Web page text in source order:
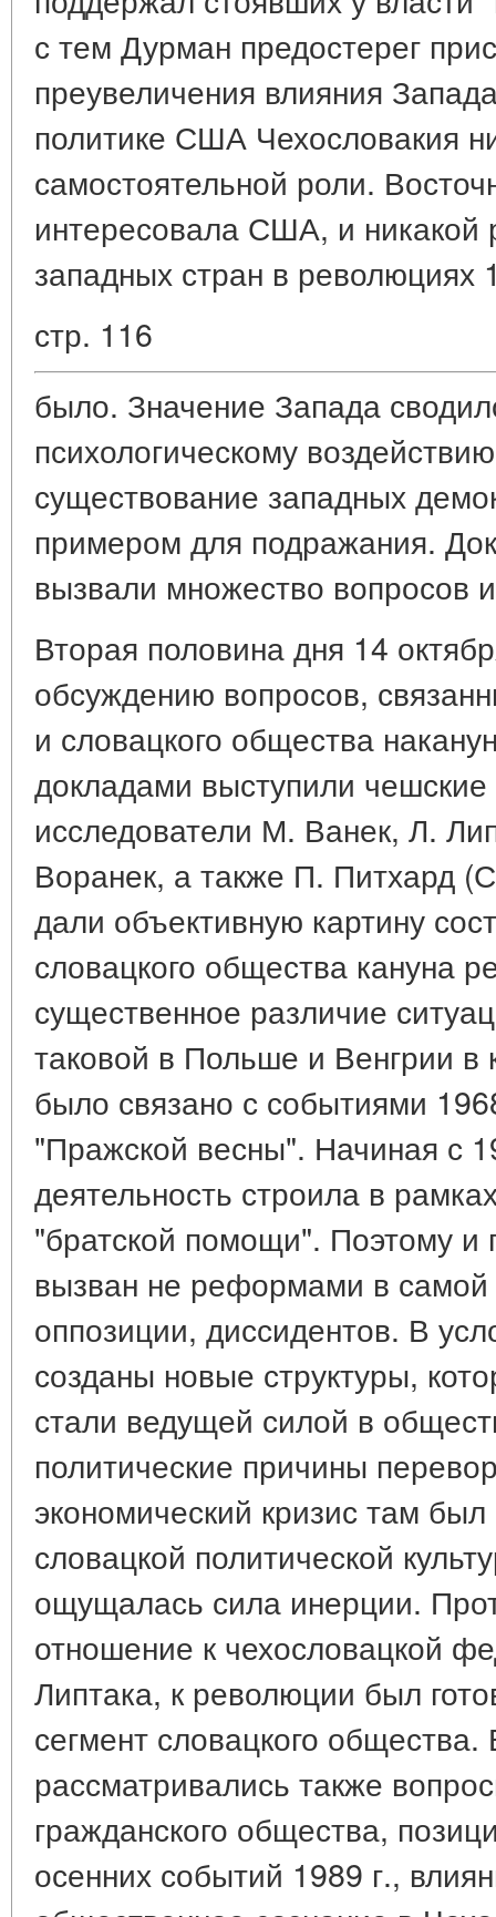
с тем Дурман предостерег
преувеличения влияния
политике США Чехословакия
самостоятельной роли.
интересовала США, и
западных стран в революциях
стр. 116
было. Значение Запада
психологическому
существование западных
примером для подражания.
вызвали множество вопросов
Вторая половина дня 14
обсуждению вопросов,
и словацкого общества
докладами выступили
исследователи М. Ванек, Л.
Воранек, а также П. Питхард
дали объективную картину
словацкого общества кануна
существенное различие
таковой в Польше и Венгрии в
было связано с событиями
"Пражской весны". Начиная с
деятельность строила в
"братской помощи". Поэтому и
вызван не реформами в самой
оппозиции, диссидентов. В
созданы новые структуры,
стали ведущей силой в
политические причины
экономический кризис там
словацкой политической
ощущалась сила инерции.
отношение к чехословацкой
Липтака, к революции был
сегмент словацкого
рассматривались также
гражданского общества,
осенних событий 1989 г.,